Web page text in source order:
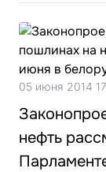
05 июня 2014
нефть